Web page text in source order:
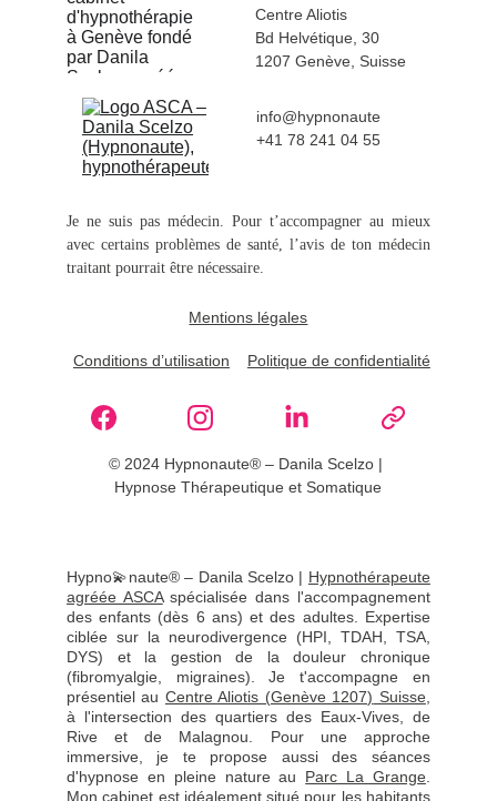
Centre Aliotis
Bd Helvétique, 30
1207 Genève, Suisse
Je ne suis pas médecin. Pour t’accompagner au mieux
avec certains problèmes de santé, l’avis de ton médecin
traitant pourrait être nécessaire.
info@hypnonaute
+41 78 241 04 55
Conditions d’utilisation Politique de confidentialité
Mentions légales
© 2024 Hypnonaute® – Danila Scelzo |
Hypnose Thérapeutique et Somatique
Hypno💫naute® – Danila Scelzo | Hypnothérapeute
agréée ASCAspécialisée dans l'accompagnement
des enfants (dès 6 ans) et des adultes. Expertise
ciblée sur la neurodivergence (HPI, TDAH, TSA,
DYS) et la gestion de la douleur chronique
(fibromyalgie, migraines). Je t'accompagne en
présentiel au Centre Aliotis (Genève 1207) Suisse,
à l'intersection des quartiers des Eaux-Vives, de
Rive et de Malagnou. Pour une approche
immersive, je te propose aussi des séances
d'hypnose en pleine nature au Parc La Grange.
Mon cabinet est idéalement situé pour les habitants